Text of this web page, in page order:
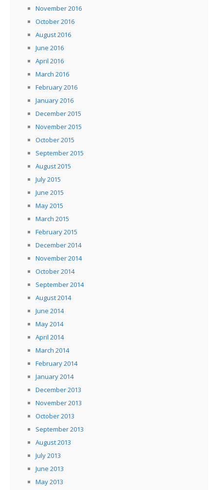
November 2016
October 2016
August 2016
June 2016
April 2016
March 2016
February 2016
January 2016
December 2015
November 2015
October 2015
September 2015
August 2015
July 2015
June 2015
May 2015
March 2015
February 2015
December 2014
November 2014
October 2014
September 2014
August 2014
June 2014
May 2014
April 2014
March 2014
February 2014
January 2014
December 2013
November 2013
October 2013
September 2013
August 2013
July 2013
June 2013
May 2013